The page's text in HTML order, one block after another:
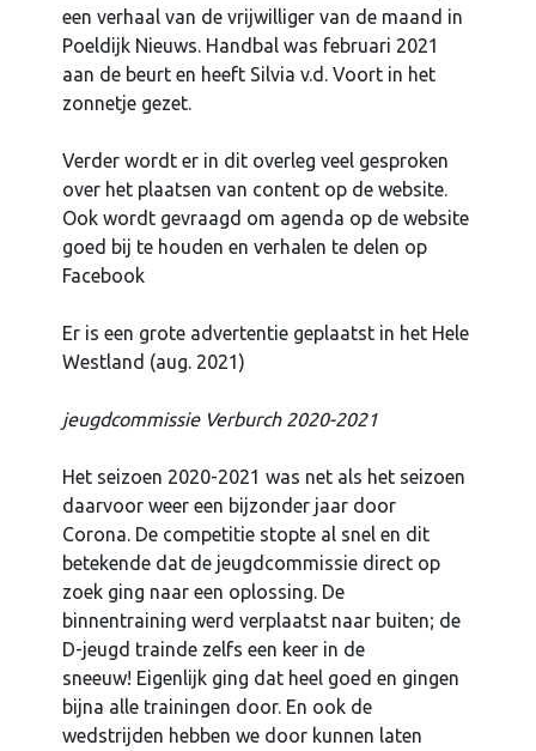
een verhaal van de vrijwilliger van de maand in
Poeldijk Nieuws. Handbal was februari 2021
aan de beurt en heeft Silvia v.d. Voort in het
zonnetje gezet.
Verder wordt er in dit overleg veel gesproken
over het plaatsen van content op de website.
Ook wordt gevraagd om agenda op de website
goed bij te houden en verhalen te delen op
Facebook
Er is een grote advertentie geplaatst in het Hele
Westland (aug. 2021)
jeugdcommissie Verburch 2020-2021
Het seizoen 2020-2021 was net als het seizoen
daarvoor weer een bijzonder jaar door
Corona. De competitie stopte al snel en dit
betekende dat de jeugdcommissie direct op
zoek ging naar een oplossing. De
binnentraining werd verplaatst naar buiten; de
D-jeugd trainde zelfs een keer in de
sneeuw! Eigenlijk ging dat heel goed en gingen
bijna alle trainingen door. En ook de
wedstrijden hebben we door kunnen laten